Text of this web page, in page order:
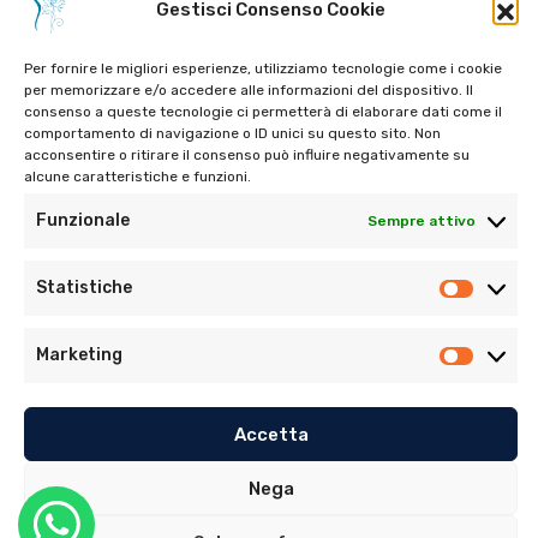
Gestisci Consenso Cookie
Per fornire le migliori esperienze, utilizziamo tecnologie come i cookie
per memorizzare e/o accedere alle informazioni del dispositivo. Il
consenso a queste tecnologie ci permetterà di elaborare dati come il
comportamento di navigazione o ID unici su questo sito. Non
acconsentire o ritirare il consenso può influire negativamente su
alcune caratteristiche e funzioni.
Funzionale Sempre attivo
Statistiche
Marketing
Accetta
Nega
Tel:06 272342
Tel:393 9810086
© Copyright 2022. Tutti i diritti riservati di Ambulatorio
Sito realizzato da
MG Group Italia